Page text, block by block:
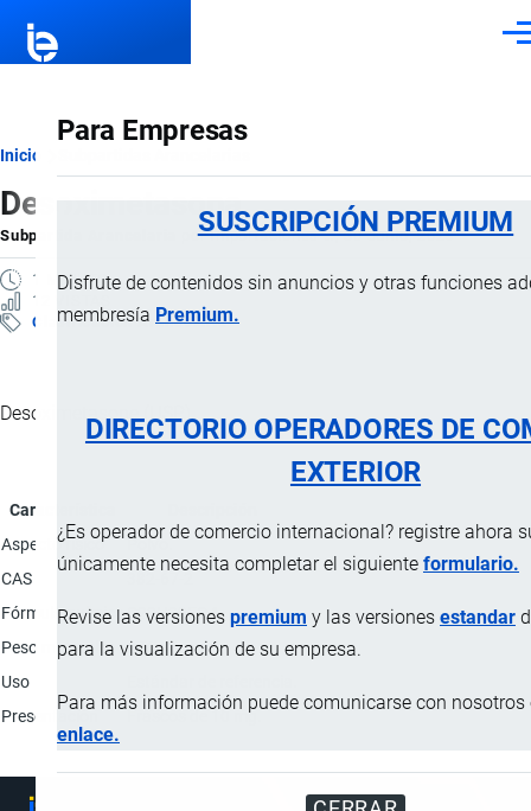
Para Empresas
SUSCRIPCIÓN PREMIUM
Disfrute de contenidos sin anuncios y otras funciones
membresía Premium.
DIRECTORIO OPERADORES DE
EXTERIOR
¿Es operador de comercio internacional? registre ahora
únicamente necesita completar el siguiente formulario.
Revise las versiones premium y las versiones estandar
para la visualización de su empresa.
Para más información puede comunicarse con nosotros
enlace.
Ruta
de
navegación
Inicio
Desoximetasona
Subpartida Arancelaria porImportaciones …, 30 Junio, 2025
1 MINUTO
12 VISTAS
Clasificación Arancelaria
Desoximetasone (USP).
Característica
Aspecto físico
Polvo.
CAS
Fórmula químicaC22H29FO4
Peso molecular
376.46
Uso
Presentación
Frascos de 10 mg.